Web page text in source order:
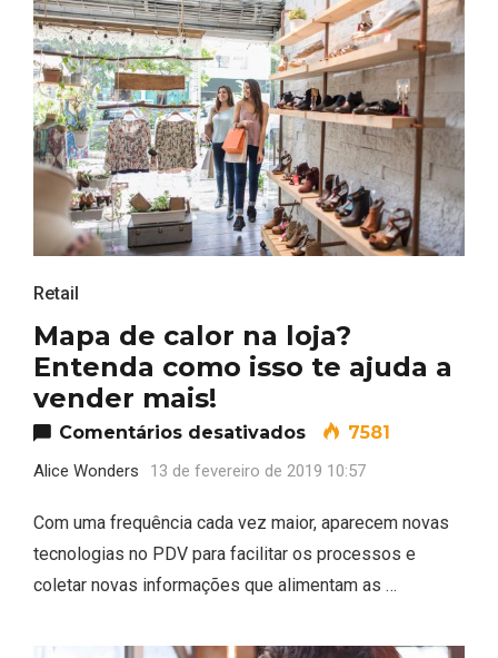
Retail
Mapa de calor na loja?
Entenda como isso te ajuda a
vender mais!
Comentários desativadosem Mapa de calor
7581
Alice Wonders 13 de fevereiro de 2019 10:57
Com uma frequência cada vez maior, aparecem novas
tecnologias no PDV para facilitar os processos e
coletar novas informações que alimentam as …